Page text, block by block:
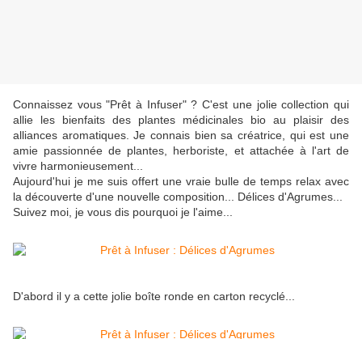
Connaissez vous "Prêt à Infuser" ? C'est une jolie collection qui
allie les bienfaits des plantes médicinales bio au plaisir des
alliances aromatiques. Je connais bien sa créatrice, qui est une
amie passionnée de plantes, herboriste, et attachée à l'art de
vivre harmonieusement...
Aujourd'hui je me suis offert une vraie bulle de temps relax avec
la découverte d'une nouvelle composition... Délices d'Agrumes...
Suivez moi, je vous dis pourquoi je l'aime...
D'abord il y a cette jolie boîte ronde en carton recyclé...